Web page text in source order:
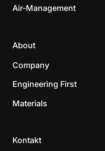
Air-Management
About
Company
Engineering First
Materials
Kontakt